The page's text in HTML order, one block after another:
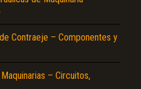
Contraeje – Componentes y
– Circuitos,
son erróneos.
el contenido.
error...